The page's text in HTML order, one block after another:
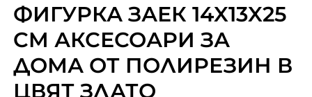
ФИГУРКА ЗАЕК 14X13X25
CM АКСЕСОАРИ ЗА
ДОМА ОТ ПОЛИРЕЗИН В
ЦВЯТ ЗЛАТО